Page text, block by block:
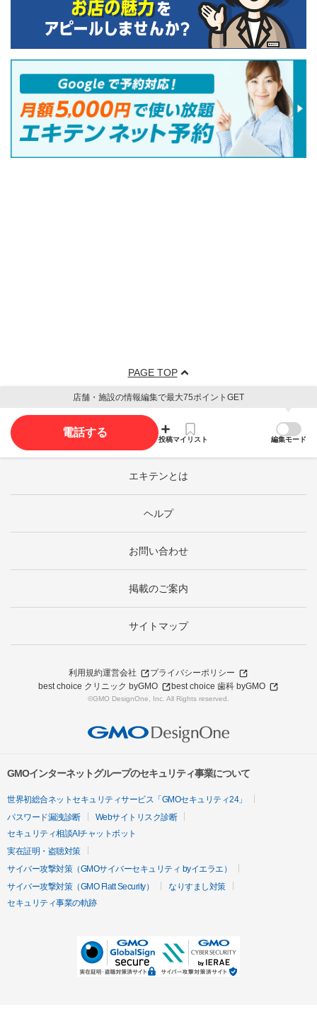
PAGE TOP
店舗・施設の情報編集で最大75ポイントGET
電話する
投稿マイリスト 編集モード
エキテンとは
ヘルプ
お問い合わせ
掲載のご案内
サイトマップ
利用規約運営会社
プライバシーポリシー
best choice クリニック byGMO
best choice 歯科 byGMO
©GMO DesignOne, Inc. All Rights reserved.
GMOインターネットグループのセキュリティ事業について
世界初総合ネットセキュリティサービス「GMOセキュリティ24」
パスワード漏洩診断
Webサイトリスク診断
セキュリティ相談AIチャットボット
実在証明・盗聴対策
サイバー攻撃対策（GMOサイバーセキュリティ byイエラエ）
サイバー攻撃対策（GMO Flatt Security）
なりすまし対策
セキュリティ事業の軌跡